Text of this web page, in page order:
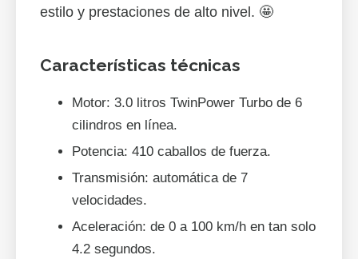
estilo y prestaciones de alto nivel. 🤩
Características técnicas
Motor: 3.0 litros TwinPower Turbo de 6
cilindros en línea.
Potencia: 410 caballos de fuerza.
Transmisión: automática de 7
velocidades.
Aceleración: de 0 a 100 km/h en tan solo
4.2 segundos.